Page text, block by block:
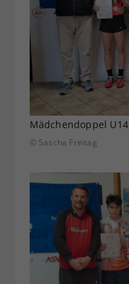
Mädchendoppel U14
© Sascha Freitag